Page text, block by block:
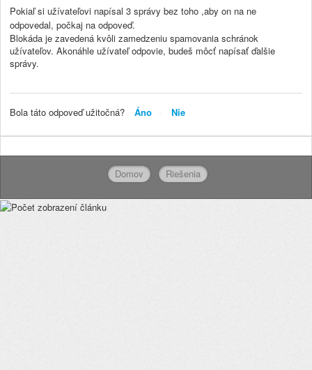
Pokiaľ si užívateľovi napísal 3 správy bez toho ,aby on na ne
odpovedal, počkaj na odpoveď.
Blokáda je zavedená kvôli zamedzeniu spamovania schránok
užívateľov. Akonáhle užívateľ odpovie, budeš môcť napísať ďalšie
správy.
Bola táto odpoveď užitočná? Áno Nie
Domov Riešenia